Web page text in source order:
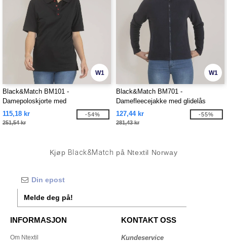
W1
Black&Match BM101 -
Damepoloskjorte med
kontrastknapper
115,18 kr
251,54 kr
-54%
W1
Black&Match BM701 -
Damefleecejakke med glidelås
127,44 kr
281,43 kr
-55%
Kjøp Black&Match på Ntextil Norway
Melde deg på!
INFORMASJON
Om Ntextil
KONTAKT OSS
Kundeservice